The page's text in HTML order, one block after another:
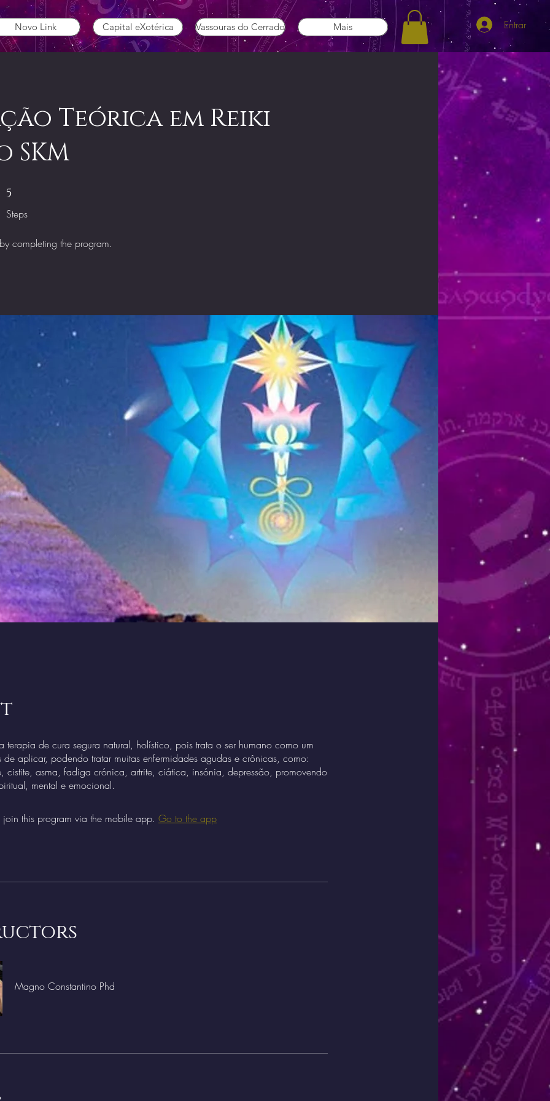
Entrar
Novo Link Capital eXotérica Vassouras do Cerrado Mais
Teórica em Reiki
SKM
5
Steps
5 Steps
completing the program.
terapia de cura segura natural, holístico, pois trata o ser humano como um
de aplicar, podendo tratar muitas enfermidades agudas e crônicas, como:
cistite, asma, fadiga crónica, artrite, ciática, insónia, depressão, promovendo
join this program via the mobile app. Go to the app
Magno Constantino Phd